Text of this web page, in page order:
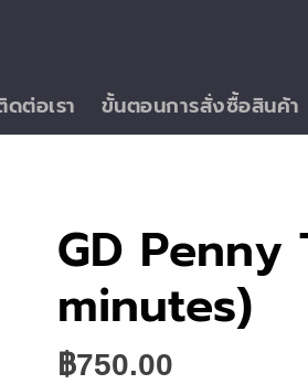
ดต่อเรา ขั้นตอนการสั่งซื้อสินค้า
GD
minutes)
฿750.00